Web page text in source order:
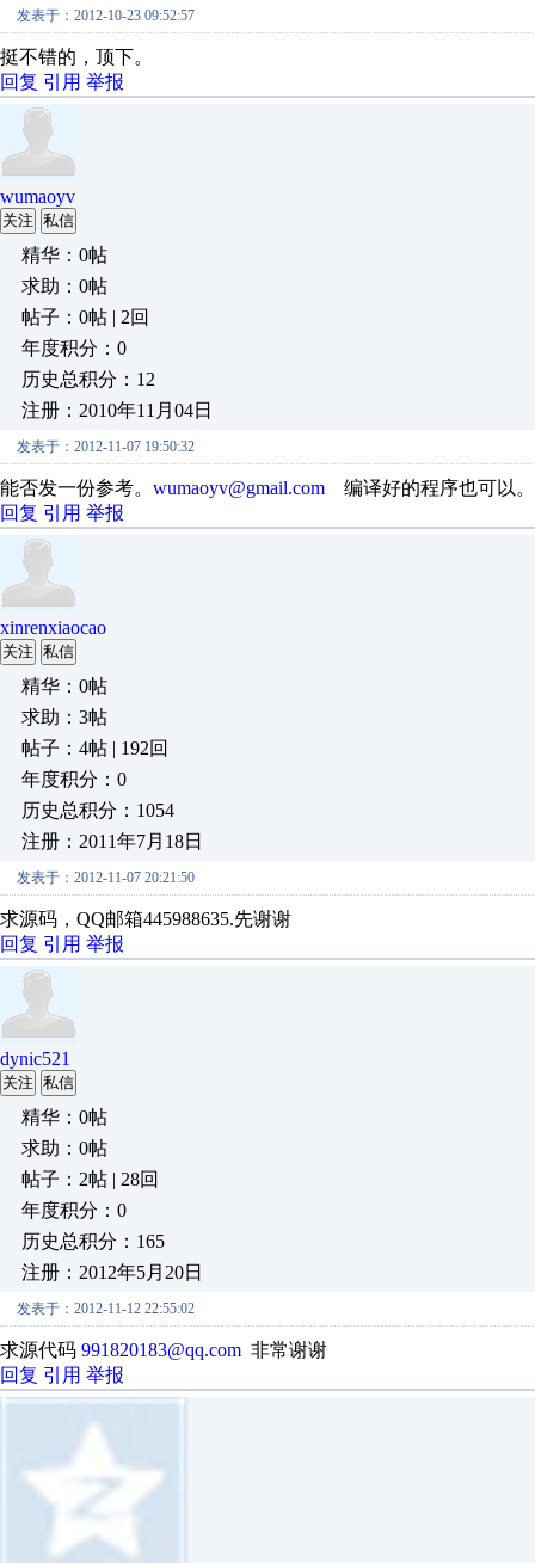
发表于：2012-10-23 09:52:57
挺不错的，顶下。
回复 引用 举报
wumaoyv
关注 私信
精华：0帖
求助：0帖
帖子：0帖 | 2回
年度积分：0
历史总积分：12
注册：2010年11月04日
发表于：2012-11-07 19:50:32
能否发一份参考。 wumaoyv@gmail.com 编译好的程序也可以
回复 引用 举报
xinrenxiaocao
关注 私信
精华：0帖
求助：3帖
帖子：4帖 | 192回
年度积分：0
历史总积分：1054
注册：2011年7月18日
发表于：2012-11-07 20:21:50
求源码，QQ邮箱445988635.先谢谢
回复 引用 举报
dynic521
关注 私信
精华：0帖
求助：0帖
帖子：2帖 | 28回
年度积分：0
历史总积分：165
注册：2012年5月20日
发表于：2012-11-12 22:55:02
求源代码 991820183@qq.com 非常谢谢
回复 引用 举报